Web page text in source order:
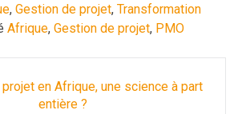
, Gestion de projet, Transformation
Afrique, Gestion de projet, PMO
en Afrique, une science à part
entière ?